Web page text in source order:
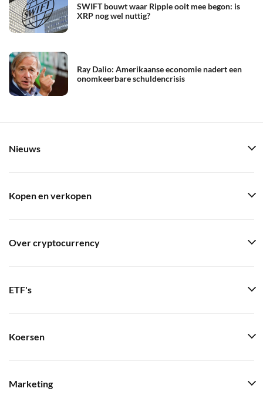
SWIFT bouwt waar Ripple ooit mee begon: is
XRP nog wel nuttig?
Ray Dalio: Amerikaanse economie nadert een
onomkeerbare schuldencrisis
Nieuws
Kopen en verkopen
Over cryptocurrency
ETF's
Koersen
Marketing